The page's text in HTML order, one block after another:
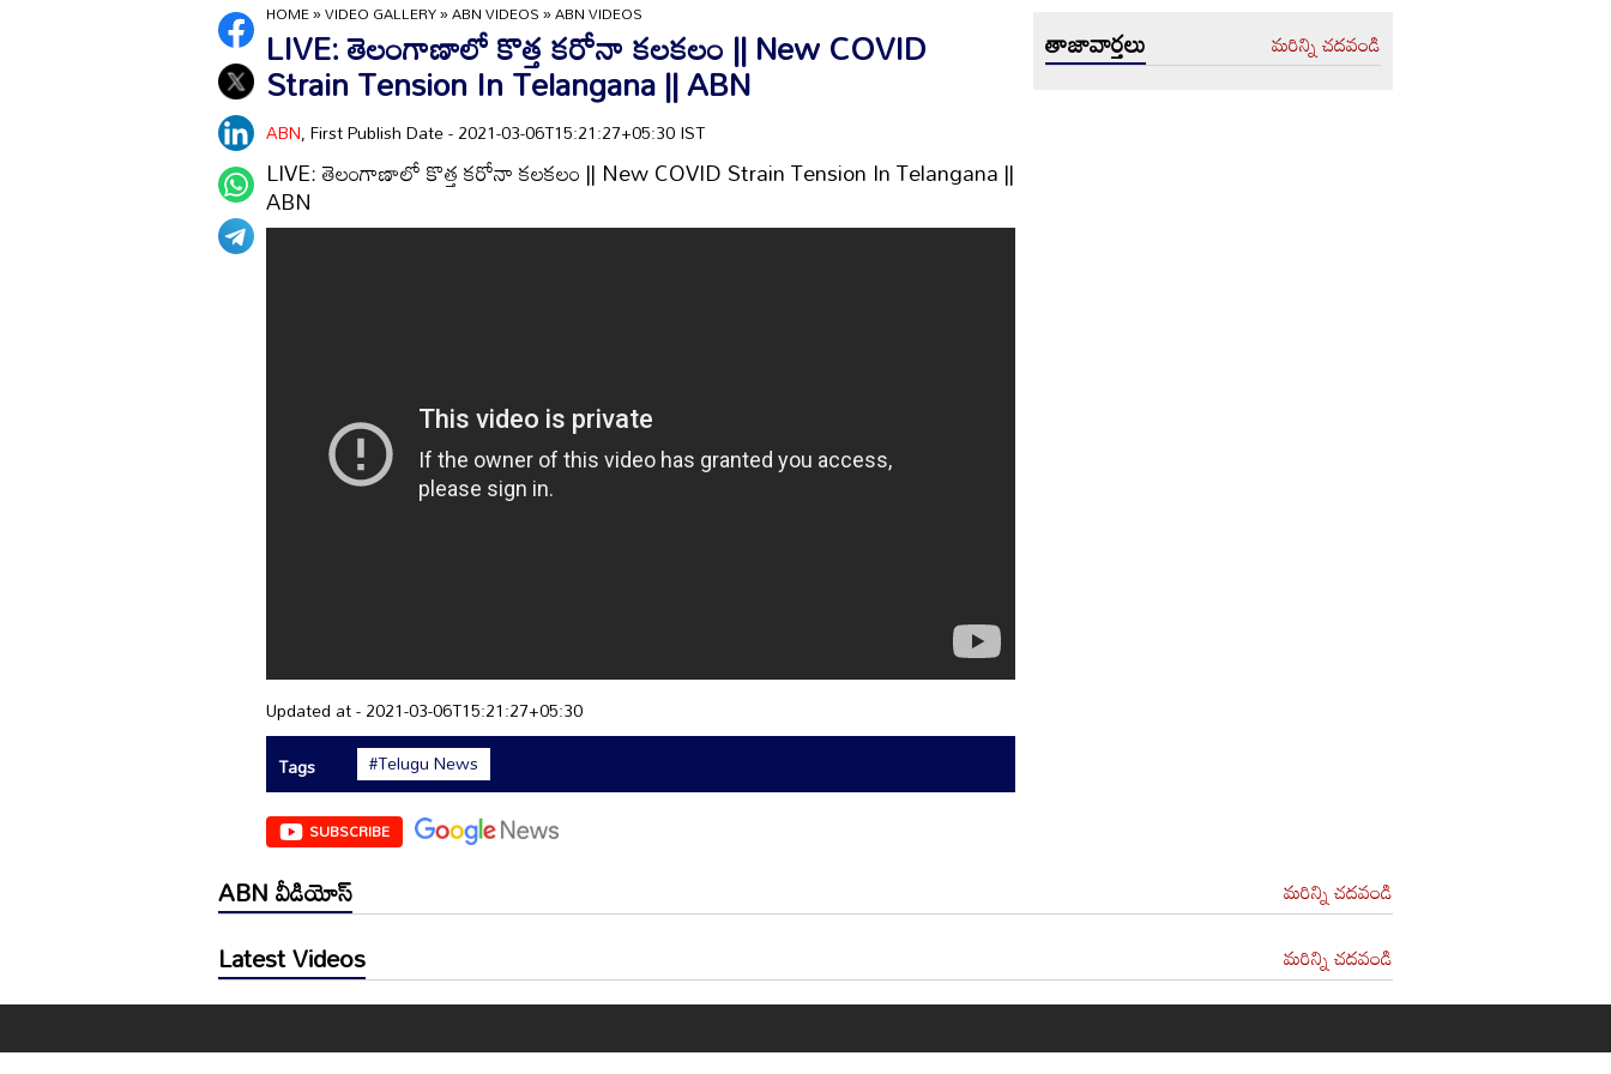
HOME»VIDEO GALLERY»ABN VIDEOS»ABN VIDEOS
LIVE: తెలంగాణాలో కొత్త కరోనా కలకలం || New COVID
Strain Tension In Telangana || ABN
ABN, First Publish Date - 2021-03-06T15:21:27+05:30 IST
LIVE: తెలంగాణాలో కొత్త కరోనా కలకలం || New COVID Strain Tension In Telangana ||
ABN
Updated at - 2021-03-06T15:21:27+05:30
Tags
#Telugu News
SUBSCRIBE
తాజావార్తలు మరిన్ని చదవండి
ABN వీడియోస్ మరిన్ని చదవండి
Latest Videos మరిన్ని చదవండి